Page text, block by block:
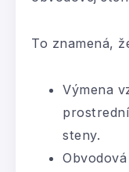
To znamená,
Výmena
steny.